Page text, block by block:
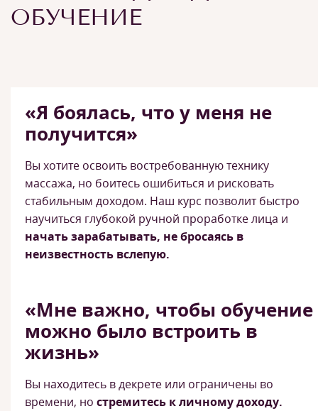
ОБУЧЕНИЕ
«Я боялась, что у меня не
получится»
Вы хотите освоить востребованную технику
массажа, но боитесь ошибиться и рисковать
стабильным доходом. Наш курс позволит быстро
научиться глубокой ручной проработке лица и
начать зарабатывать, не бросаясь в
неизвестность вслепую.
«Мне важно, чтобы обучение
можно было встроить в
жизнь»
Вы находитесь в декрете или ограничены во
времени, но стремитесь к личному доходу.